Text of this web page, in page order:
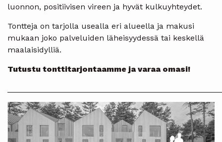
luonnon, positiivisen vireen ja hyvät kulkuyhteydet.
Tontteja on tarjolla usealla eri alueella ja makusi
mukaan joko palveluiden läheisyydessä tai keskellä
maalaisidylliä.
Tutustu tonttitarjontaamme ja varaa omasi!